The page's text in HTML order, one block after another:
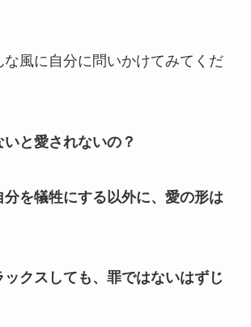
な風に自分に問いかけてみてくだ
と愛されないの？
を犠牲にする以外に、愛の形は
クスしても、罪ではないはずじ